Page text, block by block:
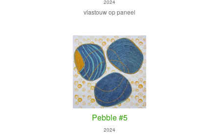
2024
vlastouw op paneel
Pebble #5
2024